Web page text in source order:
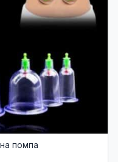
помпа